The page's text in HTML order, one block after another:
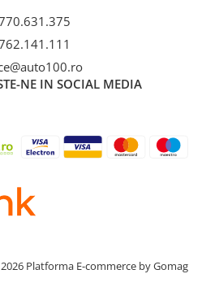
NE IN SOCIAL MEDIA
Platforma E-commerce by Gomag